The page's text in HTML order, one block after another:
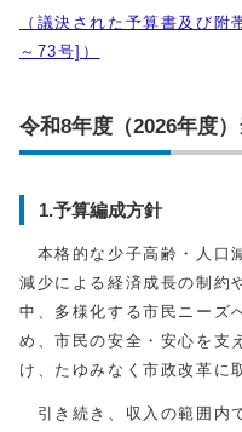
（議決された予算書及び
～73号]）
令和8年度（2026年度
1.予算編成方針
本格的な少子高齢・人口
減少による経済成長の制約
中、多様化する市民ニーズ
め、市民の安全・安心を支
け、たゆみなく市政改革に
引き続き、収入の範囲内